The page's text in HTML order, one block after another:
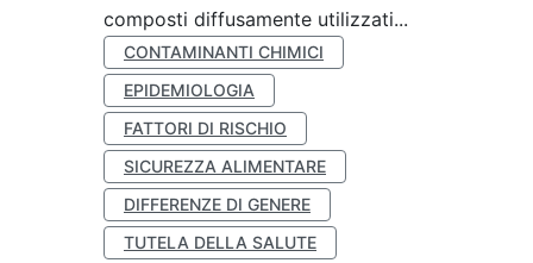
composti diffusamente utilizzati...
CONTAMINANTI CHIMICI
EPIDEMIOLOGIA
FATTORI DI RISCHIO
SICUREZZA ALIMENTARE
DIFFERENZE DI GENERE
TUTELA DELLA SALUTE